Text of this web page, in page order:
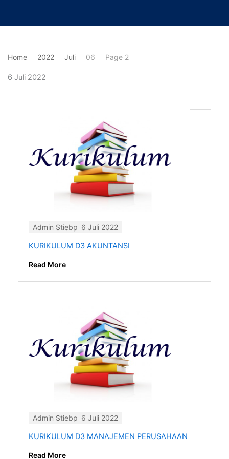
Home 2022 Juli 06 Page 2
6 Juli 2022
Admin Stiebp 6 Juli 2022
KURIKULUM D3 AKUNTANSI
Read More
Admin Stiebp 6 Juli 2022
KURIKULUM D3 MANAJEMEN PERUSAHAAN
Read More